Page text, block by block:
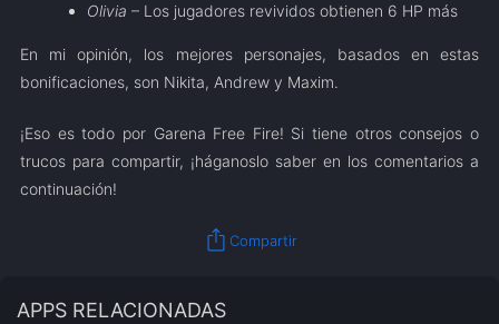
Olivia – Los jugadores revividos obtienen 6 HP más
En mi opinión, los mejores personajes, basados ​​en estas
bonificaciones, son Nikita, Andrew y Maxim.
¡Eso es todo por Garena Free Fire! Si tiene otros consejos o
trucos para compartir, ¡háganoslo saber en los comentarios a
continuación!
ios_share Compartir
APPS RELACIONADAS